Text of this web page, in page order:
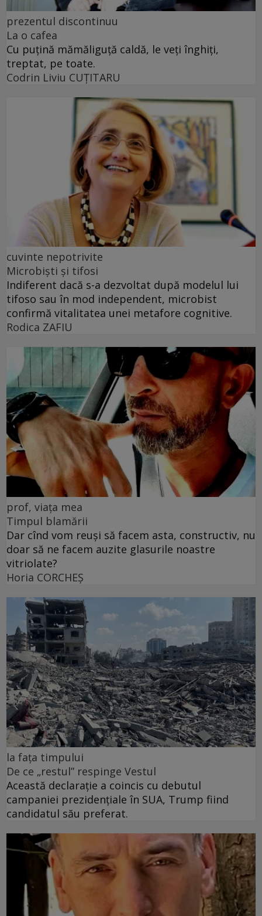
prezentul discontinuu
La o cafea
Cu puţină mămăliguţă caldă, le veţi înghiţi,
treptat, pe toate.
Codrin Liviu CUŢITARU
cuvinte nepotrivite
Microbiști și tifosi
Indiferent dacă s-a dezvoltat după modelul lui
tifoso sau în mod independent, microbist
confirmă vitalitatea unei metafore cognitive.
Rodica ZAFIU
prof, viața mea
Timpul blamării
Dar cînd vom reuși să facem asta, constructiv, nu
doar să ne facem auzite glasurile noastre
vitriolate?
Horia CORCHEŞ
la fața timpului
De ce „restul” respinge Vestul
Această declarație a coincis cu debutul
campaniei prezidențiale în SUA, Trump fiind
candidatul său preferat.